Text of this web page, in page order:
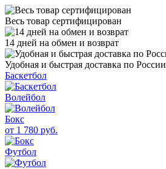
Весь товар сертифицирован
14 дней на обмен и возврат
Удобная и быстрая доставка по России
Баскетбол
Волейбол
Бокс
от 1 780 руб.
Футбол